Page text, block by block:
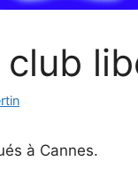
à Cannes.